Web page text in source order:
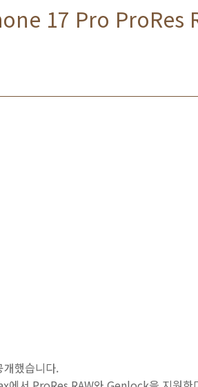
17 Pro ProRes
했습니다.